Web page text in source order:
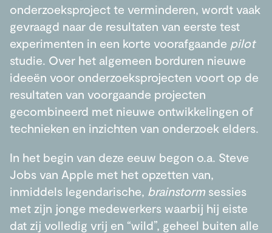
onderzoeksproject te verminderen, wordt vaak
gevraagd naar de resultaten van eerste test
experimenten in een korte voorafgaande pilot
studie. Over het algemeen borduren nieuwe
ideeën voor onderzoeksprojecten voort op de
resultaten van voorgaande projecten
gecombineerd met nieuwe ontwikkelingen of
technieken en inzichten van onderzoek elders.
In het begin van deze eeuw begon o.a. Steve
Jobs van Apple met het opzetten van,
inmiddels legendarische, brainstorm sessies
met zijn jonge medewerkers waarbij hij eiste
dat zij volledig vrij en “wild”, geheel buiten alle